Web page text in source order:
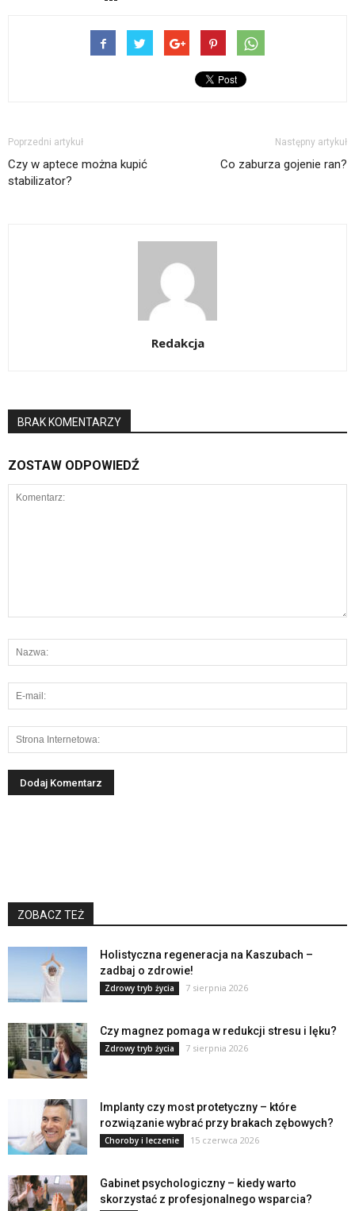
Poprzedni artykuł
Czy w aptece można kupić
stabilizator?
Następny artykuł
Co zaburza gojenie ran?
Redakcja
BRAK KOMENTARZY
ZOSTAW ODPOWIEDŹ
ZOBACZ TEŻ
Holistyczna regeneracja na Kaszubach –
zadbaj o zdrowie!
Zdrowy tryb życia 7 sierpnia 2026
Czy magnez pomaga w redukcji stresu i lęku?
Zdrowy tryb życia 7 sierpnia 2026
Implanty czy most protetyczny – które
rozwiązanie wybrać przy brakach zębowych?
Choroby i leczenie 15 czerwca 2026
Gabinet psychologiczny – kiedy warto
skorzystać z profesjonalnego wsparcia?